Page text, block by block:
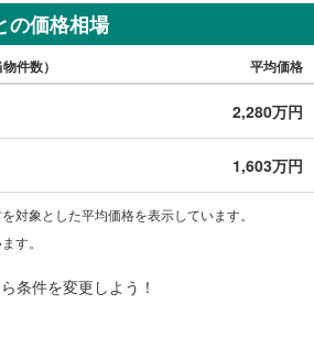
の価格相場
件数） 平均価格
2,280万円
1,603万円
対象とした平均価格を表示しています。
す。
条件を変更しよう！